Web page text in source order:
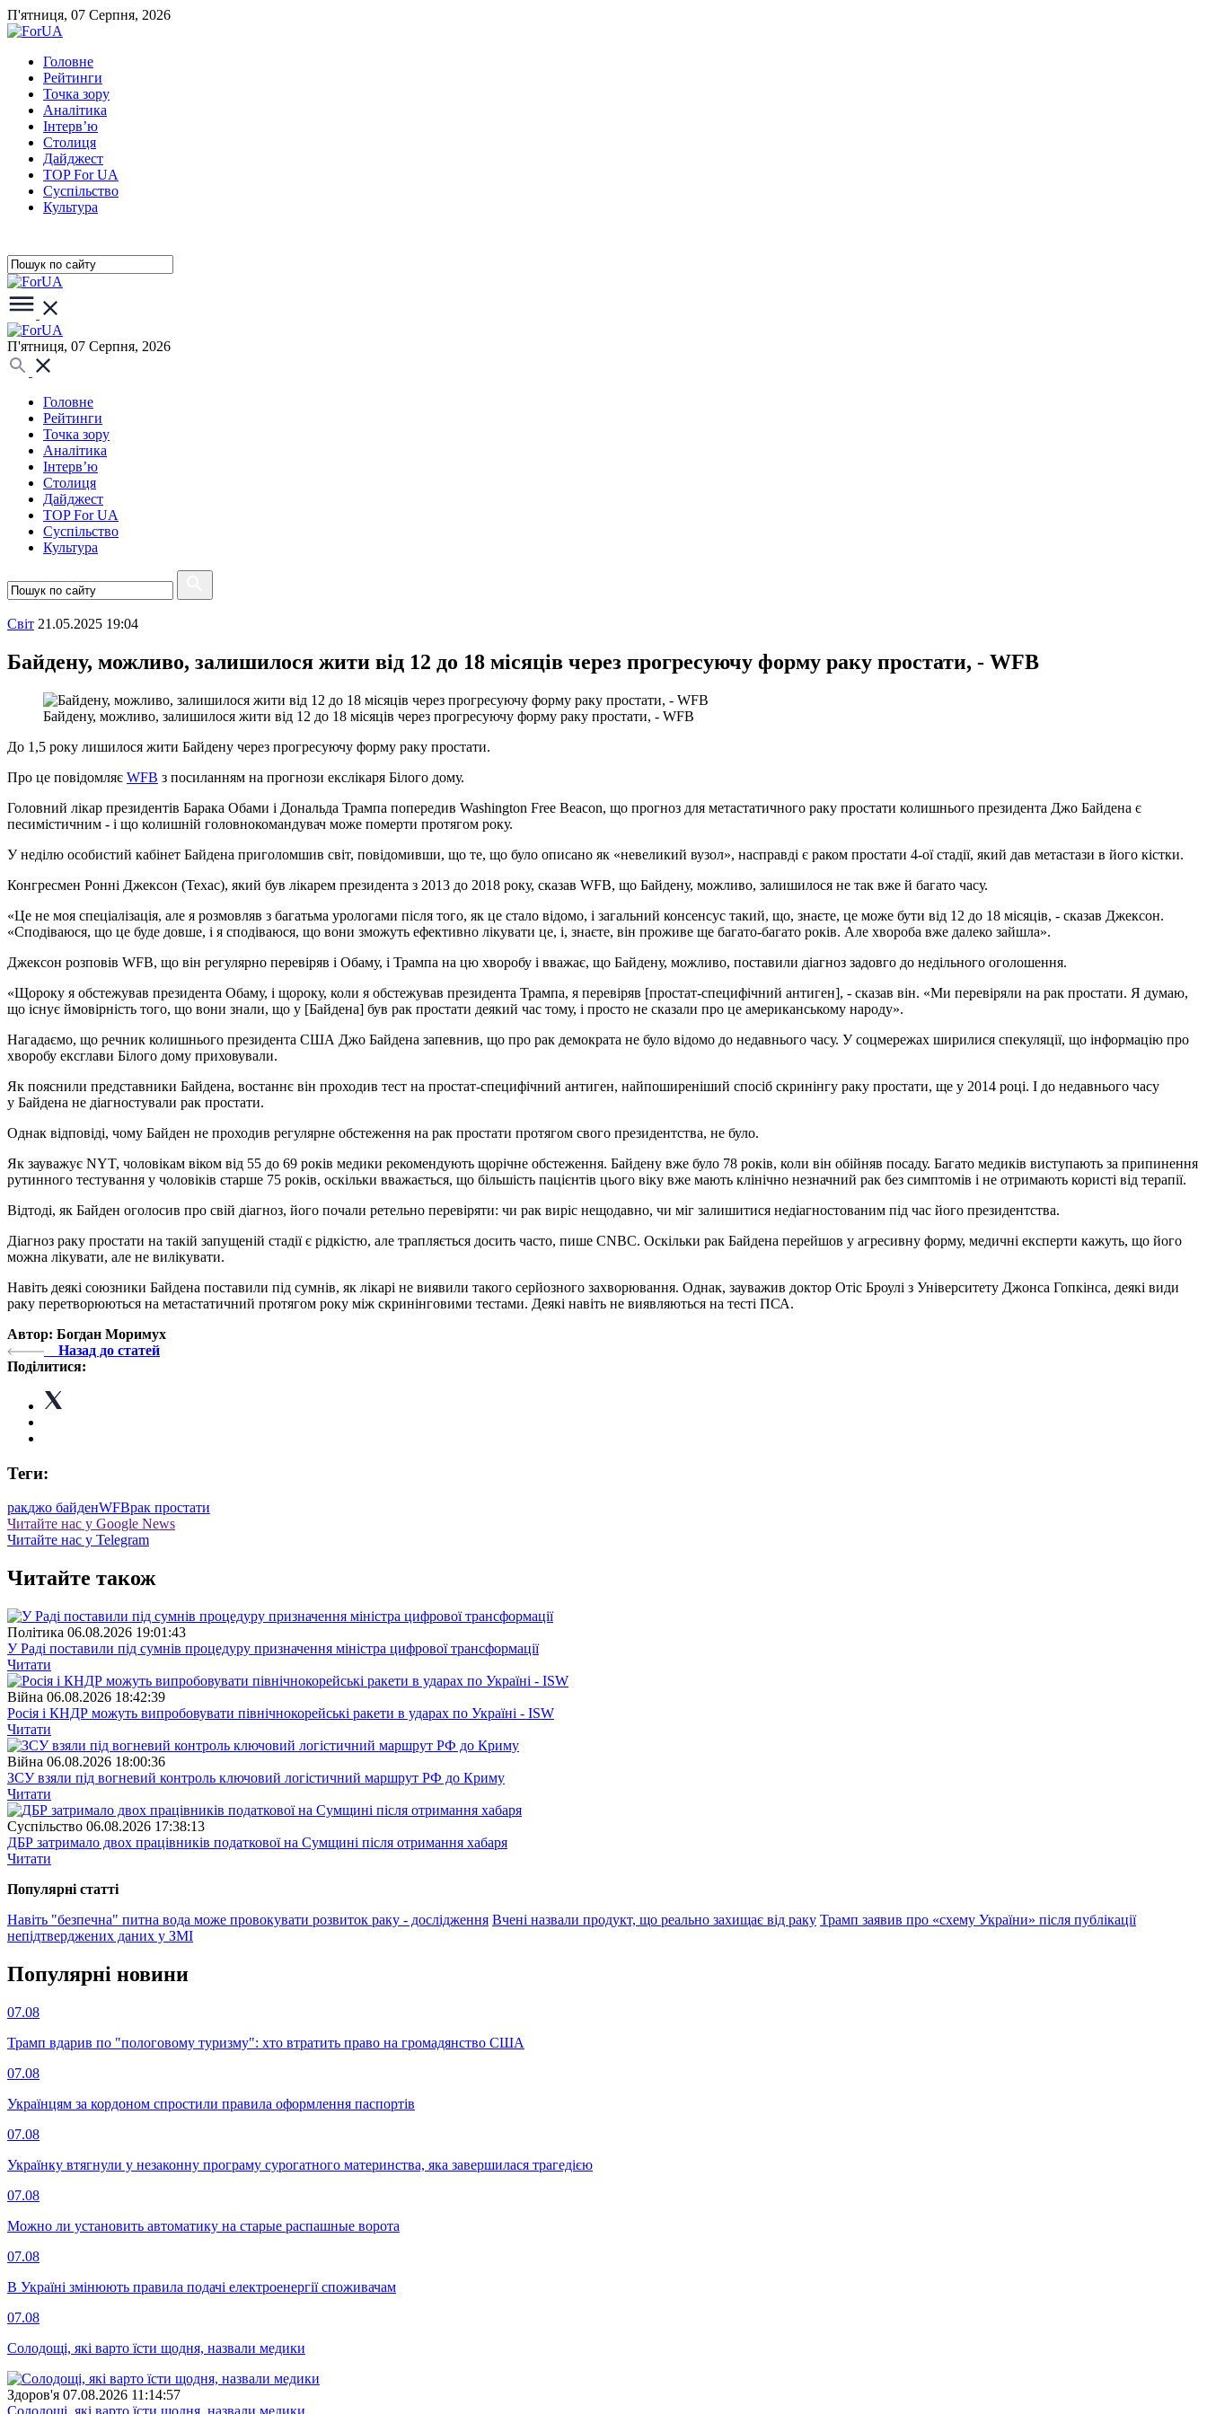
П'ятниця, 07 Серпня, 2026
Головне
Рейтинги
Точка зору
Аналітика
Інтерв’ю
Столиця
Дайджест
TOP For UA
Суспiльство
Культура
П'ятниця, 07 Серпня, 2026
Головне
Рейтинги
Точка зору
Аналітика
Інтерв’ю
Столиця
Дайджест
TOP For UA
Суспiльство
Культура
Свiт 21.05.2025 19:04
Байдену, можливо, залишилося жити від 12 до 18 місяців через прогресуючу форму раку простати, - WFB
Байдену, можливо, залишилося жити від 12 до 18 місяців через прогресуючу форму раку простати, - WFB
До 1,5 року лишилося жити Байдену через прогресуючу форму раку простати.
Про це повідомляє WFB з посиланням на прогнози екслікаря Білого дому.
Головний лікар президентів Барака Обами і Дональда Трампа попередив Washington Free Beacon, що прогноз для метастатичного раку простати колишнього президента Джо Байдена є
песимістичним - і що колишній головнокомандувач може померти протягом року.
У неділю особистий кабінет Байдена приголомшив світ, повідомивши, що те, що було описано як «невеликий вузол», насправді є раком простати 4-ої стадії, який дав метастази в його кістки.
Конгресмен Ронні Джексон (Техас), який був лікарем президента з 2013 до 2018 року, сказав WFB, що Байдену, можливо, залишилося не так вже й багато часу.
«Це не моя спеціалізація, але я розмовляв з багатьма урологами після того, як це стало відомо, і загальний консенсус такий, що, знаєте, це може бути від 12 до 18 місяців, - сказав Джексон.
«Сподіваюся, що це буде довше, і я сподіваюся, що вони зможуть ефективно лікувати це, і, знаєте, він проживе ще багато-багато років. Але хвороба вже далеко зайшла».
Джексон розповів WFB, що він регулярно перевіряв і Обаму, і Трампа на цю хворобу і вважає, що Байдену, можливо, поставили діагноз задовго до недільного оголошення.
«Щороку я обстежував президента Обаму, і щороку, коли я обстежував президента Трампа, я перевіряв [простат-специфічний антиген], - сказав він. «Ми перевіряли на рак простати. Я думаю,
що існує ймовірність того, що вони знали, що у [Байдена] був рак простати деякий час тому, і просто не сказали про це американському народу».
Нагадаємо, що речник колишнього президента США Джо Байдена запевнив, що про рак демократа не було відомо до недавнього часу. У соцмережах ширилися спекуляції, що інформацію про
хворобу ексглави Білого дому приховували.
Як пояснили представники Байдена, востаннє він проходив тест на простат-специфічний антиген, найпоширеніший спосіб скринінгу раку простати, ще у 2014 році. І до недавнього часу
у Байдена не діагностували рак простати.
Однак відповіді, чому Байден не проходив регулярне обстеження на рак простати протягом свого президентства, не було.
Як зауважує NYT, чоловікам віком від 55 до 69 років медики рекомендують щорічне обстеження. Байдену вже було 78 років, коли він обійняв посаду. Багато медиків виступають за припинення
рутинного тестування у чоловіків старше 75 років, оскільки вважається, що більшість пацієнтів цього віку вже мають клінічно незначний рак без симптомів і не отримають користі від терапії.
Відтоді, як Байден оголосив про свій діагноз, його почали ретельно перевіряти: чи рак виріс нещодавно, чи міг залишитися недіагностованим під час його президентства.
Діагноз раку простати на такій запущеній стадії є рідкістю, але трапляється досить часто, пише CNBC. Оскільки рак Байдена перейшов у агресивну форму, медичні експерти кажуть, що його
можна лікувати, але не вилікувати.
Навіть деякі союзники Байдена поставили під сумнів, як лікарі не виявили такого серйозного захворювання. Однак, зауважив доктор Отіс Броулі з Університету Джонса Гопкінса, деякі види
раку перетворюються на метастатичний протягом року між скринінговими тестами. Деякі навіть не виявляються на тесті ПСА.
Автор: Богдан Моримух
Назад до статей
Поділитися:
Теги:
ракджо байденWFBрак простати
Читайте нас у Google News
Читайте нас у Telegram
Читайте також
Полiтика 06.08.2026 19:01:43
У Раді поставили під сумнів процедуру призначення міністра цифрової трансформації
Читати
Війна 06.08.2026 18:42:39
Росія і КНДР можуть випробовувати північнокорейські ракети в ударах по Україні - ISW
Читати
Війна 06.08.2026 18:00:36
ЗСУ взяли під вогневий контроль ключовий логістичний маршрут РФ до Криму
Читати
Суспiльство 06.08.2026 17:38:13
ДБР затримало двох працівників податкової на Сумщині після отримання хабаря
Читати
Популярнi статтi
Навіть "безпечна" питна вода може провокувати розвиток раку - дослідження Вчені назвали продукт, що реально захищає від раку Трамп заявив про «схему України» після публікації
непідтверджених даних у ЗМІ
Популярнi новини
07.08
Трамп вдарив по "пологовому туризму": хто втратить право на громадянство США
07.08
Українцям за кордоном спростили правила оформлення паспортів
07.08
Українку втягнули у незаконну програму сурогатного материнства, яка завершилася трагедією
07.08
Можно ли установить автоматику на старые распашные ворота
07.08
В Україні змінюють правила подачі електроенергії споживачам
07.08
Солодощі, які варто їсти щодня, назвали медики
Здоров'я 07.08.2026 11:14:57
Солодощі, які варто їсти щодня, назвали медики